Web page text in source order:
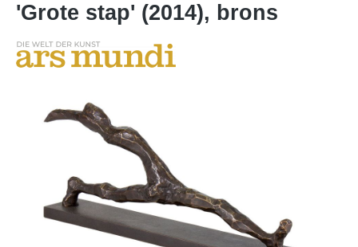
'Grote stap' (2014), brons
Afbeeldingengalerij overslaan